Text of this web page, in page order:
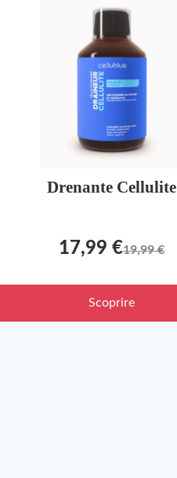
Drenante Cellulite
17,99 €19,99 €
Scoprire